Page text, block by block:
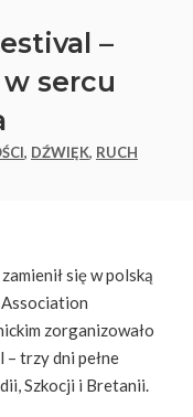
–
sercu
, DŹWIĘK, RUCH
się w polską
zorganizowało
trzy dni pełne
Szkocji i Bretanii.